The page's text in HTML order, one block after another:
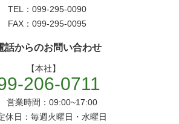
TEL：099-295-0090
FAX：099-295-0095
話からのお問い合わせ
【本社】
206-0711
業時間：09:00~17:00
日：毎週火曜日・水曜日